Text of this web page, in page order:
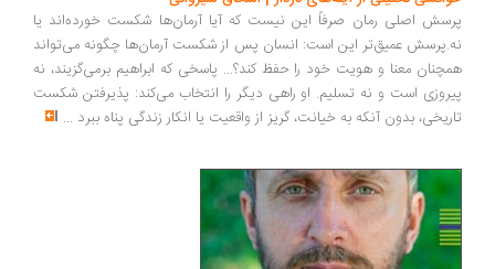
اصلی رمان صرفاً این نیست که آیا آرمان‌ها شکست خورده‌اند یا
عمیق‌تر این است: انسان پس از شکست آرمان‌ها چگونه می‌تواند
معنا و هویت خود را حفظ کند؟... پاسخی که ابراهیم برمی‌گزیند، نه
است و نه تسلیم. او راهی دیگر را انتخاب می‌کند: پذیرفتن شکست
بدون آنکه به خیانت، گریز از واقعیت یا انکار زندگی پناه ببرد...